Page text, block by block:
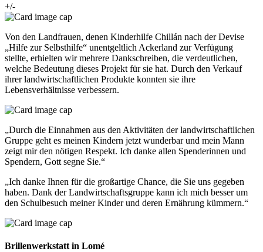
+/-
Von den Landfrauen, denen Kinderhilfe Chillán nach der Devise
„Hilfe zur Selbsthilfe“ unentgeltlich Ackerland zur Verfügung
stellte, erhielten wir mehrere Dankschreiben, die verdeutlichen,
welche Bedeutung dieses Projekt für sie hat. Durch den Verkauf
ihrer landwirtschaftlichen Produkte konnten sie ihre
Lebensverhältnisse verbessern.
„Durch die Einnahmen aus den Aktivitäten der landwirtschaftlichen
Gruppe geht es meinen Kindern jetzt wunderbar und mein Mann
zeigt mir den nötigen Respekt. Ich danke allen Spenderinnen und
Spendern, Gott segne Sie.“
„Ich danke Ihnen für die großartige Chance, die Sie uns gegeben
haben. Dank der Landwirtschaftsgruppe kann ich mich besser um
den Schulbesuch meiner Kinder und deren Ernährung kümmern.“
Brillenwerkstatt in Lomé